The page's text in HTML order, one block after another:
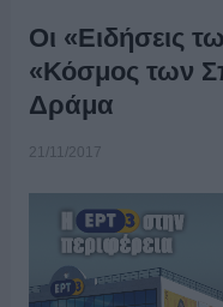
Οι «Ειδήσεις
«Κόσμος των
Δράμα
21/11/2017